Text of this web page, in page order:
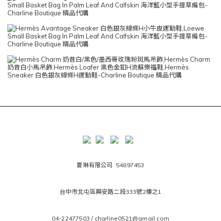
夏琳有限公司 54897453
台中市北屯區興安路二段333號2樓之1
04-22477503 / charline0521@gmail.com